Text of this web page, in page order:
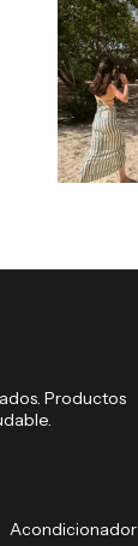
Productos
Acondicionador